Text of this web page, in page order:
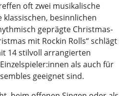
oft zwei musikalische
besinnlichen
geprägte Christmas-
mit Rockin Rolls“ schlägt
14 stilvoll arrangierten
als auch für
geeignet sind.